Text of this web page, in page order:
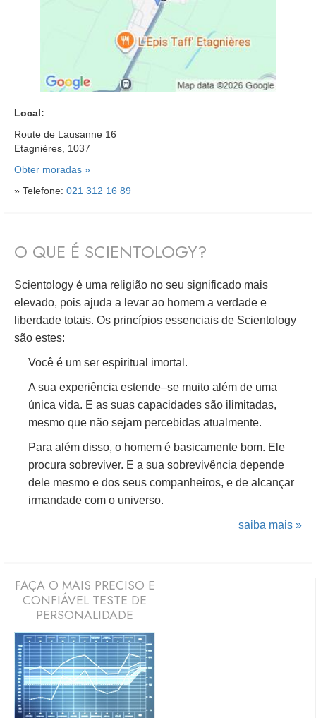
Local:
Route de Lausanne 16
Etagnières, 1037
Obter moradas »
» Telefone: 021 312 16 89
O QUE É SCIENTOLOGY?
Scientology é uma religião no seu significado mais
elevado, pois ajuda a levar ao homem a verdade e
liberdade totais. Os princípios essenciais de Scientology
são estes:
Você é um ser espiritual imortal.
A sua experiência estende–se muito além de uma
única vida. E as suas capacidades são ilimitadas,
mesmo que não sejam percebidas atualmente.
Para além disso, o homem é basicamente bom. Ele
procura sobreviver. E a sua sobrevivência depende
dele mesmo e dos seus companheiros, e de alcançar
irmandade com o universo.
saiba mais »
FAÇA O MAIS PRECISO E
CONFIÁVEL TESTE DE
PERSONALIDADE